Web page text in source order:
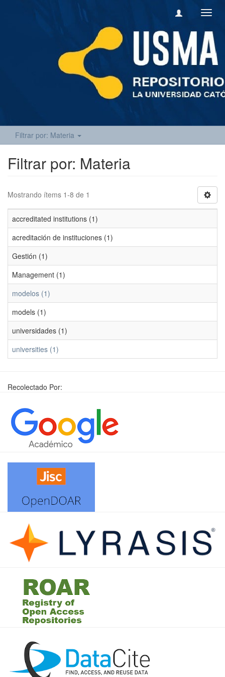
Filtrar por: Materia
Filtrar por: Materia
Mostrando ítems 1-8 de 1
accreditated institutions (1)
acreditación de instituciones (1)
Gestión (1)
Management (1)
modelos (1)
models (1)
universidades (1)
universities (1)
Recolectado Por: